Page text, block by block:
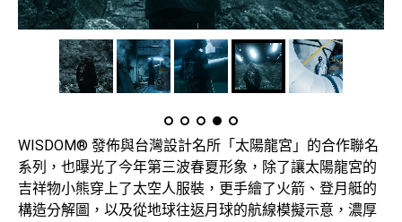
WISDOM® 發佈與台灣設計名所「太陽龍宮」的合作聯名
系列，也曝光了今年第三波春夏形象，除了讓太陽龍宮的
吉祥物小熊穿上了太空人服裝，更手繪了火箭、登月艇的
構造分解圖，以及從地球往返月球的航線模擬示意，濃厚